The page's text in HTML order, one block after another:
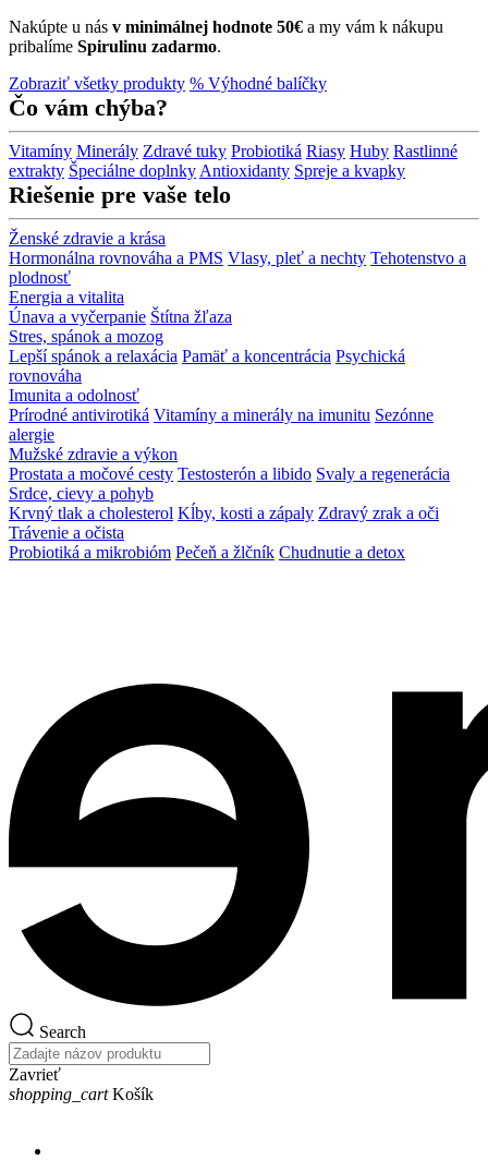
Nakúpte u nás v minimálnej hodnote 50€ a my vám k nákupu
pribalíme Spirulinu zadarmo.
Zobraziť všetky produkty % Výhodné balíčky
Čo vám chýba?
Vitamíny Minerály Zdravé tuky Probiotiká Riasy Huby Rastlinné
extrakty Špeciálne doplnky Antioxidanty Spreje a kvapky
Riešenie pre vaše telo
Ženské zdravie a krása
Hormonálna rovnováha a PMS Vlasy, pleť a nechty Tehotenstvo a
plodnosť
Energia a vitalita
Únava a vyčerpanie Štítna žľaza
Stres, spánok a mozog
Lepší spánok a relaxácia Pamäť a koncentrácia Psychická
rovnováha
Imunita a odolnosť
Prírodné antivirotiká Vitamíny a minerály na imunitu Sezónne
alergie
Mužské zdravie a výkon
Prostata a močové cesty Testosterón a libido Svaly a regenerácia
Srdce, cievy a pohyb
Krvný tlak a cholesterol Kĺby, kosti a zápaly Zdravý zrak a oči
Trávenie a očista
Probiotiká a mikrobióm Pečeň a žlčník Chudnutie a detox
Search
Zavrieť
shopping_cart Košík